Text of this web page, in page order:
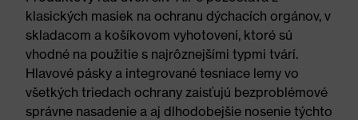
klasických masiek na ochranu dýchacích orgánov, v
skladacom a košíkovom vyhotovení, ktoré sú
vhodné na použitie s najrôznejšími typmi tvárí.
Hlavové pásky a integrované tesniace lemy vo
všetkých triedach ochrany zaisťujú bezproblémové
správne nasadenie a aj dlhodobejšie nosenie týchto